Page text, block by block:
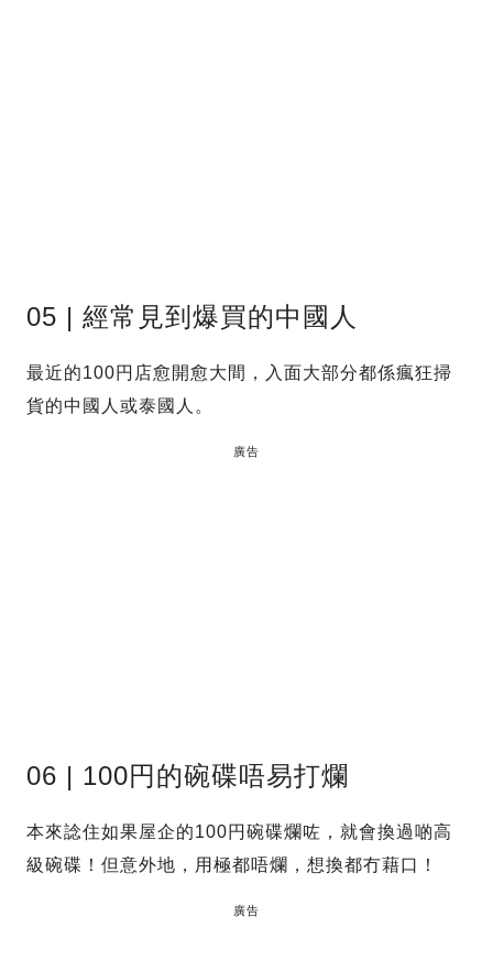
05 | 經常見到爆買的中國人
最近的100円店愈開愈大間，入面大部分都係瘋狂掃
貨的中國人或泰國人。
廣告
06 | 100円的碗碟唔易打爛
本來諗住如果屋企的100円碗碟爛咗，就會換過啲高
級碗碟！但意外地，用極都唔爛，想換都冇藉口！
廣告